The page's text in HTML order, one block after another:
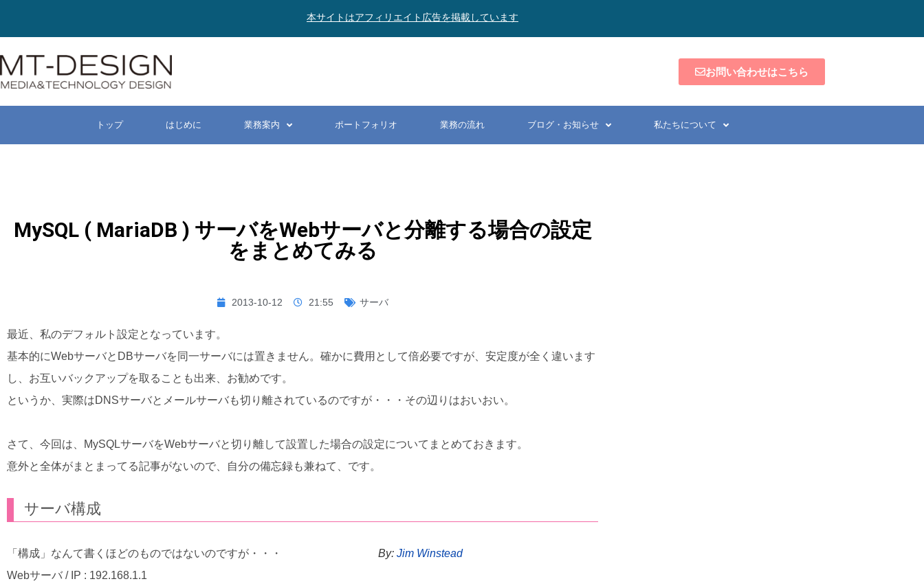
本サイトはアフィリエイト広告を掲載しています
お問い合わせはこちら
トップ はじめに 業務案内 ポートフォリオ 業務の流れ ブログ・お知らせ 私たちについて
MySQL ( MariaDB ) サーバをWebサーバと分離する場合の設定
をまとめてみる
2013-10-12 21:55 サーバ
最近、私のデフォルト設定となっています。
基本的にWebサーバとDBサーバを同一サーバには置きません。確かに費用として倍必要ですが、安定度が全く違います
し、お互いバックアップを取ることも出来、お勧めです。
というか、実際はDNSサーバとメールサーバも切り離されているのですが・・・その辺りはおいおい。
さて、今回は、MySQLサーバをWebサーバと切り離して設置した場合の設定についてまとめておきます。
意外と全体がまとまってる記事がないので、自分の備忘録も兼ねて、です。
サーバ構成
By: Jim Winstead
「構成」なんて書くほどのものではないのですが・・・
Webサーバ / IP : 192.168.1.1